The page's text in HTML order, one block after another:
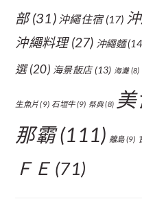
部(31) 沖繩住宿(17)
沖繩料理(27) 沖繩麵
選(20) 海景飯店(13) 海灘(8)
生魚片(9) 石垣牛(9) 祭典(8)
那霸(111) 離島(9)
ＦＥ (71)